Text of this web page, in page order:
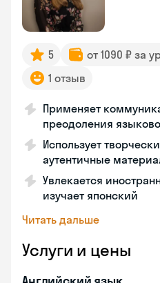
5 от 1090 ₽ за
1 отзыв
Применяет
преодоления
Использует
аутентичные
Увлекается
изучает японский
Читать дальше
Услуги и цены